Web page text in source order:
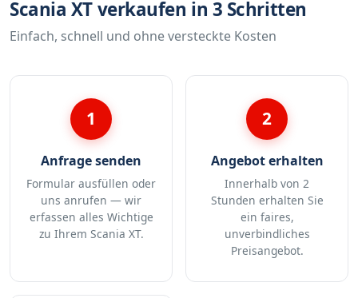
Scania XT verkaufen in 3 Schritten
Einfach, schnell und ohne versteckte Kosten
1
Anfrage senden
Formular ausfüllen oder
uns anrufen — wir
erfassen alles Wichtige
zu Ihrem Scania XT.
2
Angebot erhalten
Innerhalb von 2
Stunden erhalten Sie
ein faires,
unverbindliches
Preisangebot.